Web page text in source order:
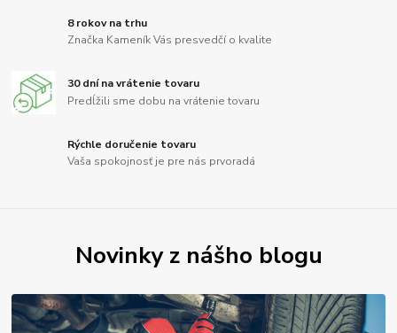
8 rokov na trhu
Značka Kameník Vás presvedčí o kvalite
30 dní na vrátenie tovaru
Predĺžili sme dobu na vrátenie tovaru
Rýchle doručenie tovaru
Vaša spokojnosť je pre nás prvoradá
Novinky z nášho blogu